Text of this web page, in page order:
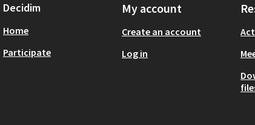
Decidim
Home
Participate
My account
Create an account
Log in